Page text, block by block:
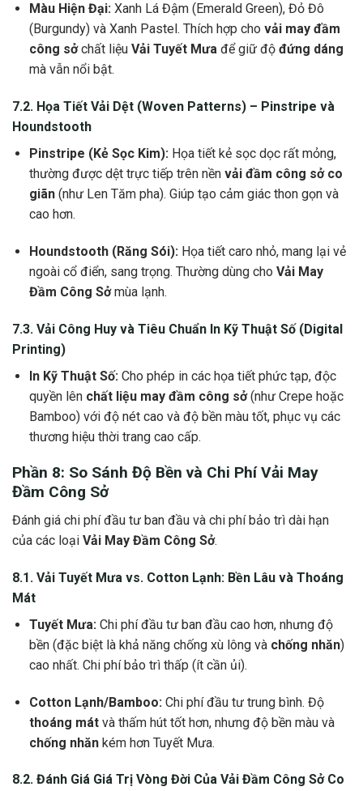
Màu Hiện Đại:Xanh Lá Đậm (Emerald Green), Đỏ Đô
(Burgundy) và Xanh Pastel. Thích hợp cho vải may đầm
công sởchất liệu Vải Tuyết Mưađể giữ độ đứng dáng
mà vẫn nổi bật.
7.2. Họa Tiết Vải Dệt (Woven Patterns) – Pinstripe và
Houndstooth
Pinstripe (Kẻ Sọc Kim):Họa tiết kẻ sọc dọc rất mỏng,
thường được dệt trực tiếp trên nền vải đầm công sở co
giãn(như Len Tăm pha). Giúp tạo cảm giác thon gọn và
cao hơn.
Houndstooth (Răng Sói):Họa tiết caro nhỏ, mang lại vẻ
ngoài cổ điển, sang trọng. Thường dùng cho Vải May
Đầm Công Sởmùa lạnh.
7.3. Vải Công Huy và Tiêu Chuẩn In Kỹ Thuật Số (Digital
Printing)
In Kỹ Thuật Số: Cho phép in các họa tiết phức tạp, độc
quyền lên chất liệu may đầm công sở(như Crepe hoặc
Bamboo) với độ nét cao và độ bền màu tốt, phục vụ các
thương hiệu thời trang cao cấp.
Phần 8: So Sánh Độ Bền và Chi PhíVải May
Đầm Công Sở
Đánh giá chi phí đầu tư ban đầu và chi phí bảo trì dài hạn
của các loại Vải May Đầm Công Sở.
8.1. Vải Tuyết Mưa vs. Cotton Lạnh: Bền Lâu và Thoáng
Mát
Tuyết Mưa:Chi phí đầu tư ban đầu cao hơn, nhưng độ
bền (đặc biệt là khả năng chống xù lông và chống nhăn)
cao nhất. Chi phí bảo trì thấp (ít cần ủi).
Cotton Lạnh/Bamboo: Chi phí đầu tư trung bình. Độ
thoáng mátvà thấm hút tốt hơn, nhưng độ bền màu và
chống nhănkém hơn Tuyết Mưa.
8.2. Đánh Giá Giá Trị Vòng Đời Của Vải Đầm Công Sở Co